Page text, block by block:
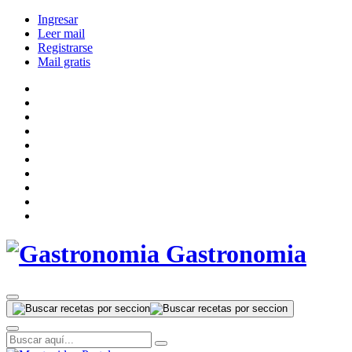
Ingresar
Leer mail
Registrarse
Mail gratis
Gastronomia